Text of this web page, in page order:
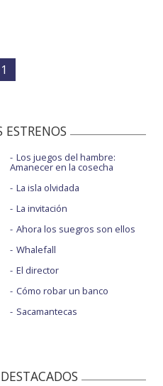
1
ESTRENOS
Los juegos del hambre:
Amanecer en la cosecha
La isla olvidada
La invitación
Ahora los suegros son ellos
Whalefall
El director
Cómo robar un banco
Sacamantecas